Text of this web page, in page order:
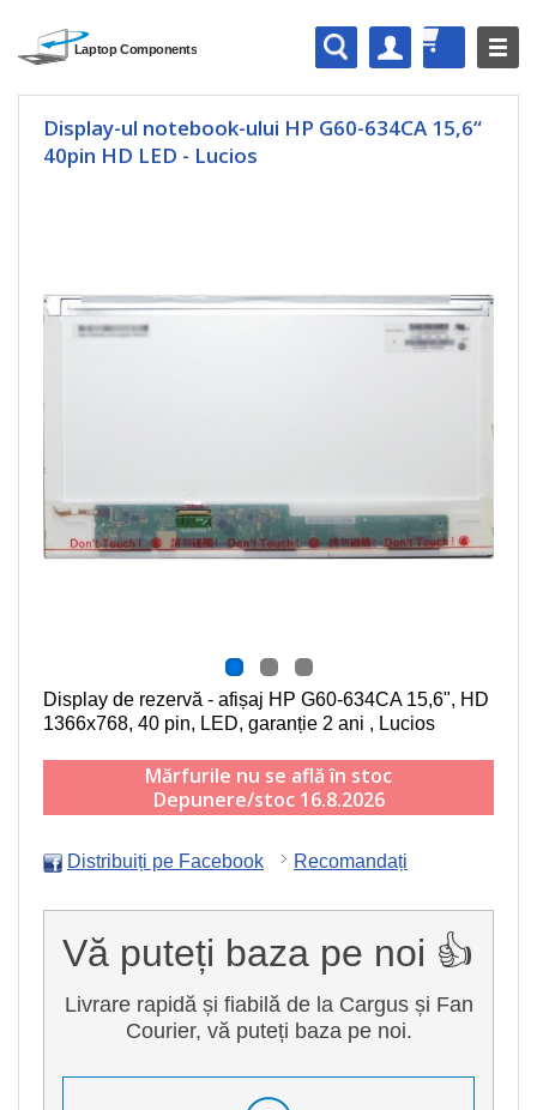
Display-ul notebook-ului HP G60-634CA 15,6“
40pin HD LED - Lucios
Display de rezervă - afișaj HP G60-634CA 15,6", HD
1366x768, 40 pin, LED, garanție 2 ani , Lucios
Mărfurile nu se află în stoc
Depunere/stoc 16.8.2026
Distribuiți pe Facebook Recomandați
Vă puteți baza pe noi 👍
Livrare rapidă și fiabilă de la Cargus și Fan
Courier, vă puteți baza pe noi.